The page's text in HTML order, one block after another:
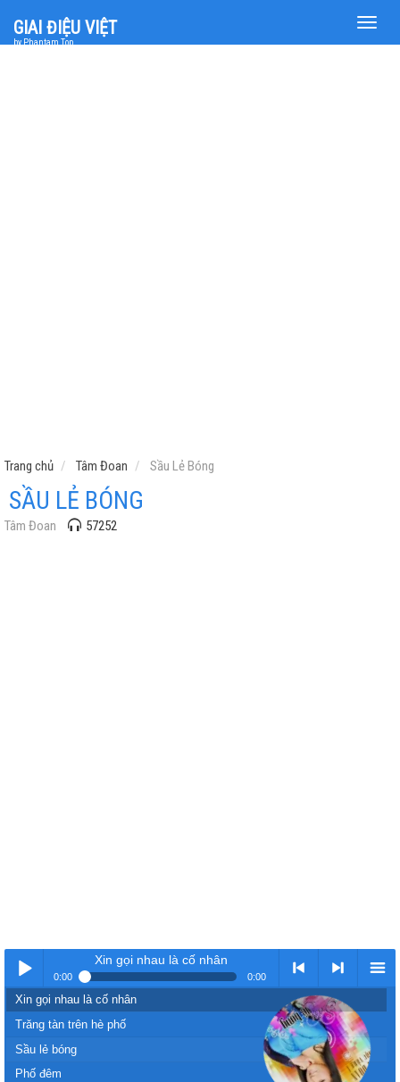
Toggle
GIAI ĐIỆU VIỆT
by Phantam Top
Trang chủ Tâm Đoan Sầu Lẻ Bóng
SẦU LẺ BÓNG
Tâm Đoan 57252
Nhạc
Xin gọi nhau là cố nhân
0:00 0:00
< Kho > Kho
Xin gọi nhau là cố nhân
Trăng tàn trên hè phố
Sầu lẻ bóng
Phố đêm